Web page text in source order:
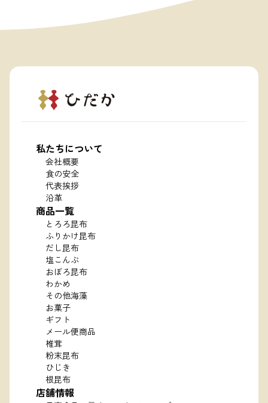
私たちについて
会社概要
食の安全
代表挨拶
沿革
商品一覧
とろろ昆布
ふりかけ昆布
だし昆布
塩こんぶ
おぼろ昆布
わかめ
その他海藻
お菓子
ギフト
メール便商品
椎茸
粉末昆布
ひじき
根昆布
店舗情報